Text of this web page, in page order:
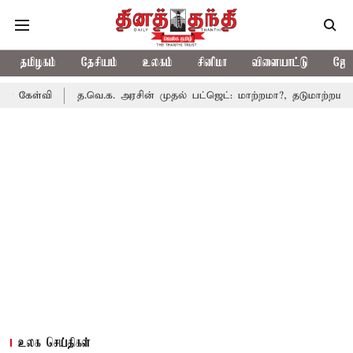
தமிழகம் தேசியம் உலகம் சினிமா விளையாட்டு
த.வெ.க. அரசின் முதல் பட்ஜெட்: மாற்றமா?, தடுமாற்றமா?
உலக செய்திகள்